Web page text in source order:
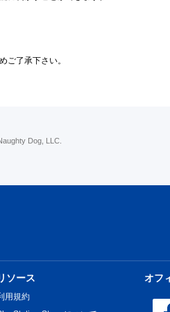
ご了承下さい。
Dog, LLC.
ソース
用規約
オフ